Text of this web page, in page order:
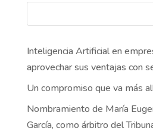
Inteligencia Artificial en
aprovechar sus ventajas con
Un compromiso que va más
Nombramiento de María
García, como árbitro del